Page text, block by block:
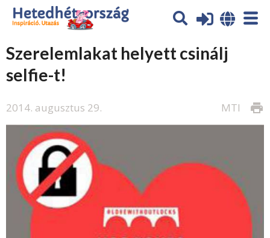
Szerelemlakat helyett csinálj
selfie-t!
2014. augusztus 29. print
MTI